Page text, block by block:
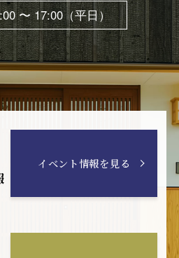
〜 17:00（平日）
イベント情報を見る